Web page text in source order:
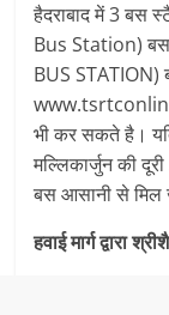
हैदराबाद में 3 बस
Bus Station)
BUS
भी कर सकते है।
मल्लिकार्जुन की
बस आसानी से मिल
हवाई मार्ग द्वारा